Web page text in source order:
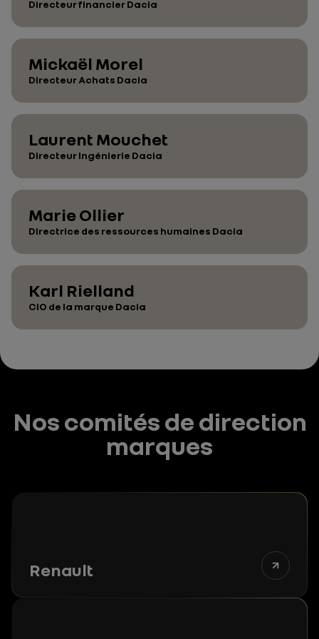
Directeur financier Dacia
Mickaël Morel
Directeur Achats Dacia
Laurent Mouchet
Directeur Ingénierie Dacia
Marie Ollier
Directrice des ressources humaines Dacia
Karl Rielland
CIO de la marque Dacia
Nos comités de direction
marques
Renault